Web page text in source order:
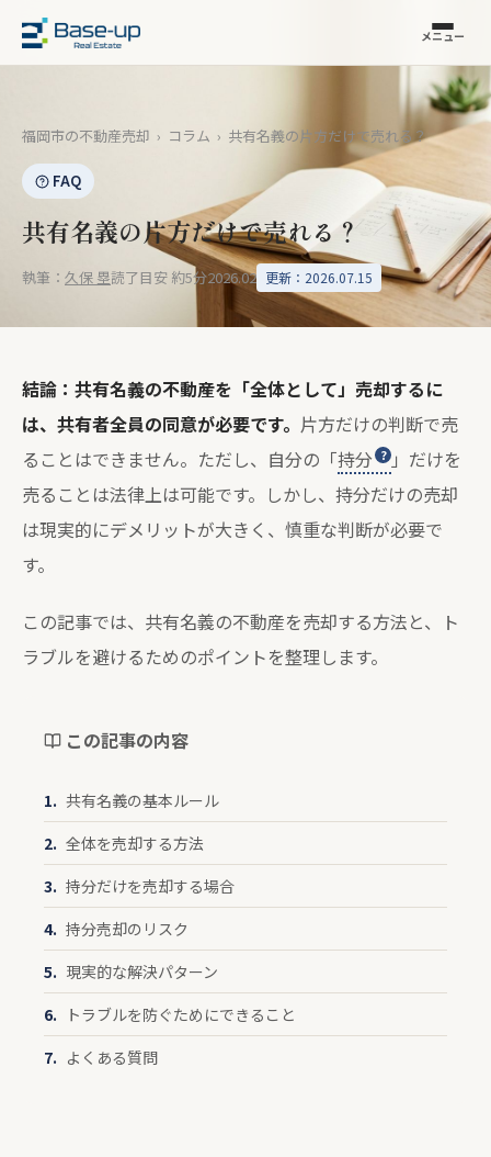
メニュー
福岡市の不動産売却 › コラム › 共有名義の片方だけで売れる？
FAQ
共有名義の片方だけで売れる？
執筆： 久保 塁読了目安 約5分2026.02 更新：2026.07.15
結論：共有名義の不動産を「全体として」売却するに
は、共有者全員の同意が必要です。 片方だけの判断で売
ることはできません。ただし、自分の「持分
」だけを
売ることは法律上は可能です。しかし、持分だけの売却
は現実的にデメリットが大きく、慎重な判断が必要で
す。
この記事では、共有名義の不動産を売却する方法と、ト
ラブルを避けるためのポイントを整理します。
この記事の内容
共有名義の基本ルール
全体を売却する方法
持分だけを売却する場合
持分売却のリスク
現実的な解決パターン
トラブルを防ぐためにできること
よくある質問